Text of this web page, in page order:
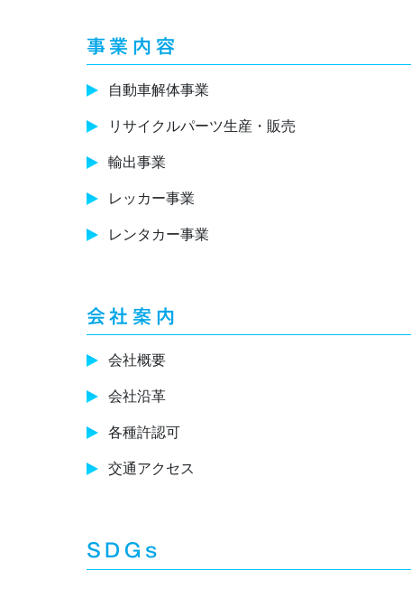
事業内容
自動車解体事業
リサイクルパーツ生産・販売
輸出事業
レッカー事業
レンタカー事業
会社案内
会社概要
会社沿革
各種許認可
交通アクセス
SDGs